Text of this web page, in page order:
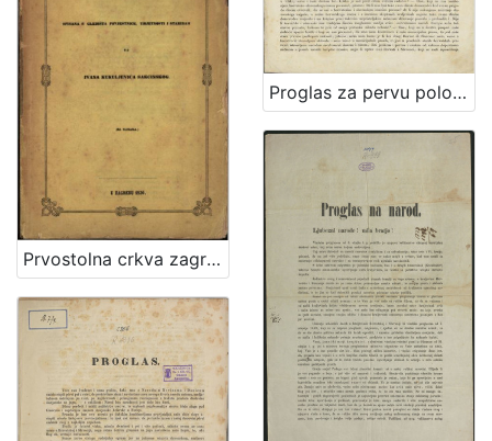
Prvostolna crkva zagrebačka / od Ivana Kukuljevića Sakcinskog
Proglas za pervu polovinu deveto-godišnjega tečaja 1843 Narodnih ilirskih novinah i Danice ilirske